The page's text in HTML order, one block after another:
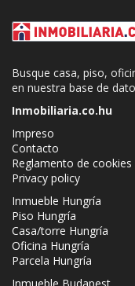
Busque casa, piso,
en nuestra base de
Inmobiliaria.co.hu
Impreso
Contacto
Reglamento de cookies
Privacy policy
Inmueble Hungría
Piso Hungría
Casa/torre Hungría
Oficina Hungría
Parcela Hungría
Inmueble Budapest